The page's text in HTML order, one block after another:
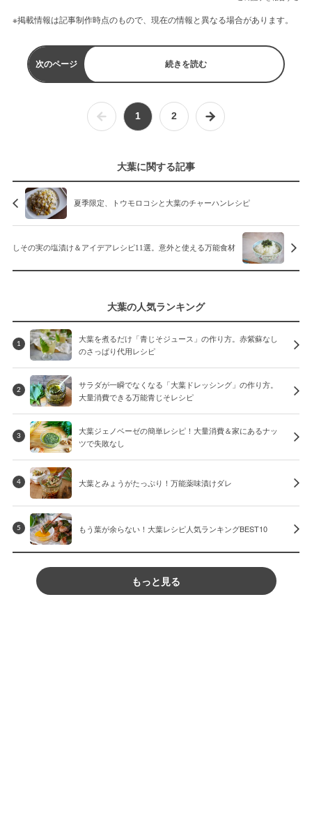
※掲載情報は記事制作時点のもので、現在の情報と異なる場合があります。
次のページ 続きを読む
1 2
大葉に関する記事
夏季限定、トウモロコシと大葉のチャーハンレシピ
しその実の塩漬け＆アイデアレシピ11選。意外と使える万能食材
大葉の人気ランキング
1
大葉を煮るだけ「青じそジュース」の作り方。赤紫蘇なし
のさっぱり代用レシピ
2
サラダが一瞬でなくなる「大葉ドレッシング」の作り方。
大量消費できる万能青じそレシピ
3
大葉ジェノベーゼの簡単レシピ！大量消費＆家にあるナッ
ツで失敗なし
4 大葉とみょうがたっぷり！万能薬味漬けダレ
5 もう葉が余らない！大葉レシピ人気ランキングBEST10
もっと見る